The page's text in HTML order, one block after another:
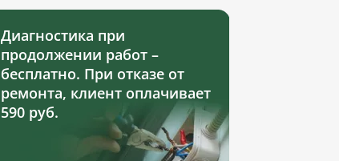
Диагностика при
продолжении работ –
бесплатно. При отказе от
ремонта, клиент оплачивает
590 руб.